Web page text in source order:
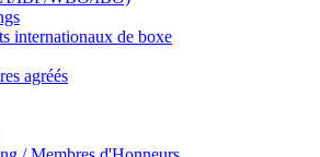
internationaux de boxe
agréés